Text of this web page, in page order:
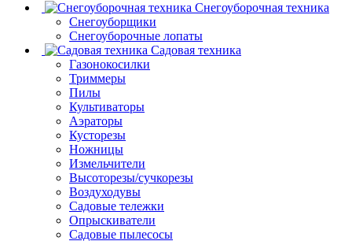
Снегоуборочная техника
Снегоуборщики
Снегоуборочные лопаты
Садовая техника
Газонокосилки
Триммеры
Пилы
Культиваторы
Аэраторы
Кусторезы
Ножницы
Измельчители
Высоторезы/сучкорезы
Воздуходувы
Садовые тележки
Опрыскиватели
Садовые пылесосы